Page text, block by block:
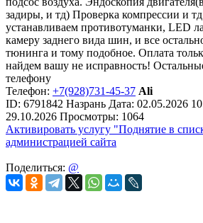
задиры, и тд) Проверка компрессии и
устанавливаем противотуманки, LED
камеру заднего вида шин, и все
тюнинга и тому подобное. Оплата
найдем вашу не исправность!
телефону
Телефон: +7(928)731-45-37 Ali
ID: 6791842 Назрань Дата: 02.05.2026
29.10.2026 Просмотры: 1064
Активировать услугу "Поднятие в
администрацией сайта
Поделиться: @